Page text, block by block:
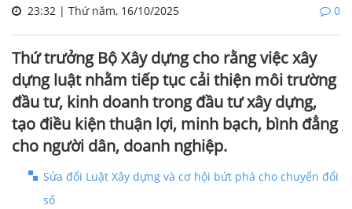
23:32 | Thứ năm, 16/10/2025 0
Thứ trưởng Bộ Xây dựng cho rằng việc xây
dựng luật nhằm tiếp tục cải thiện môi trường
đầu tư, kinh doanh trong đầu tư xây dựng,
tạo điều kiện thuận lợi, minh bạch, bình đẳng
cho người dân, doanh nghiệp.
Sửa đổi Luật Xây dựng và cơ hội bứt phá cho chuyển đổi
số